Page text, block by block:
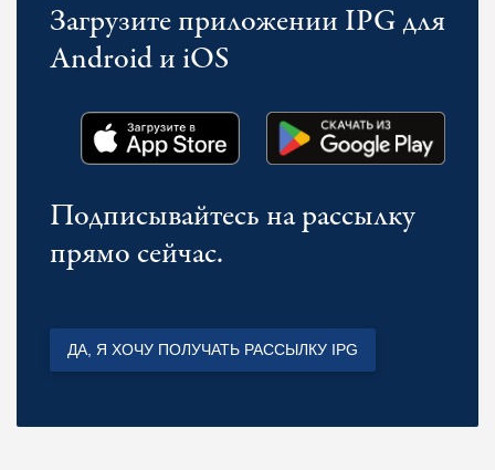
Загрузите приложении IPG для
Android и iOS
Подписывайтесь на рассылку
прямо сейчас.
ДА, Я ХОЧУ ПОЛУЧАТЬ РАССЫЛКУ IPG